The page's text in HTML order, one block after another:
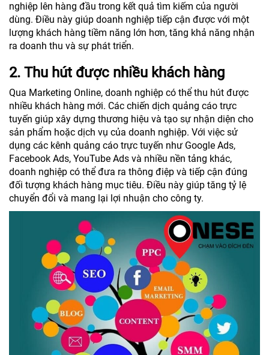
nghiệp lên hàng đầu trong kết quả tìm kiếm của người
dùng. Điều này giúp doanh nghiệp tiếp cận được với một
lượng khách hàng tiềm năng lớn hơn, tăng khả năng nhận
ra doanh thu và sự phát triển.
2. Thu hút được nhiều khách hàng
Qua Marketing Online, doanh nghiệp có thể thu hút được
nhiều khách hàng mới. Các chiến dịch quảng cáo trực
tuyến giúp xây dựng thương hiệu và tạo sự nhận diện cho
sản phẩm hoặc dịch vụ của doanh nghiệp. Với việc sử
dụng các kênh quảng cáo trực tuyến như Google Ads,
Facebook Ads, YouTube Ads và nhiều nền tảng khác,
doanh nghiệp có thể đưa ra thông điệp và tiếp cận đúng
đối tượng khách hàng mục tiêu. Điều này giúp tăng tỷ lệ
chuyển đổi và mang lại lợi nhuận cho công ty.